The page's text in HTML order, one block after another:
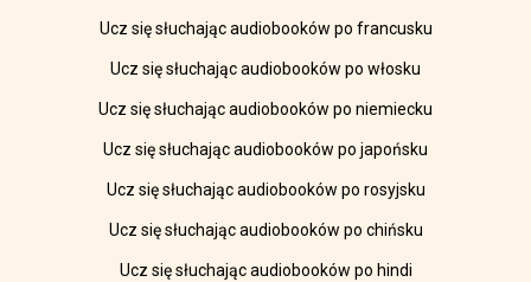
Ucz się słuchając audiobooków po francusku
Ucz się słuchając audiobooków po włosku
Ucz się słuchając audiobooków po niemiecku
Ucz się słuchając audiobooków po japońsku
Ucz się słuchając audiobooków po rosyjsku
Ucz się słuchając audiobooków po chińsku
Ucz się słuchając audiobooków po hindi